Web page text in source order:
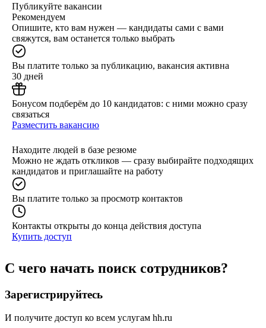
Публикуйте вакансии
Рекомендуем
Опишите, кто вам нужен — кандидаты сами с вами
свяжутся, вам останется только выбрать
Вы платите только за публикацию, вакансия активна
30 дней
Бонусом подберём до 10 кандидатов: с ними можно сразу
связаться
Разместить вакансию
Находите людей в базе резюме
Можно не ждать откликов — сразу выбирайте подходящих
кандидатов и приглашайте на работу
Вы платите только за просмотр контактов
Контакты открыты до конца действия доступа
Купить доступ
С чего начать поиск сотрудников?
Зарегистрируйтесь
И получите доступ ко всем услугам hh.ru